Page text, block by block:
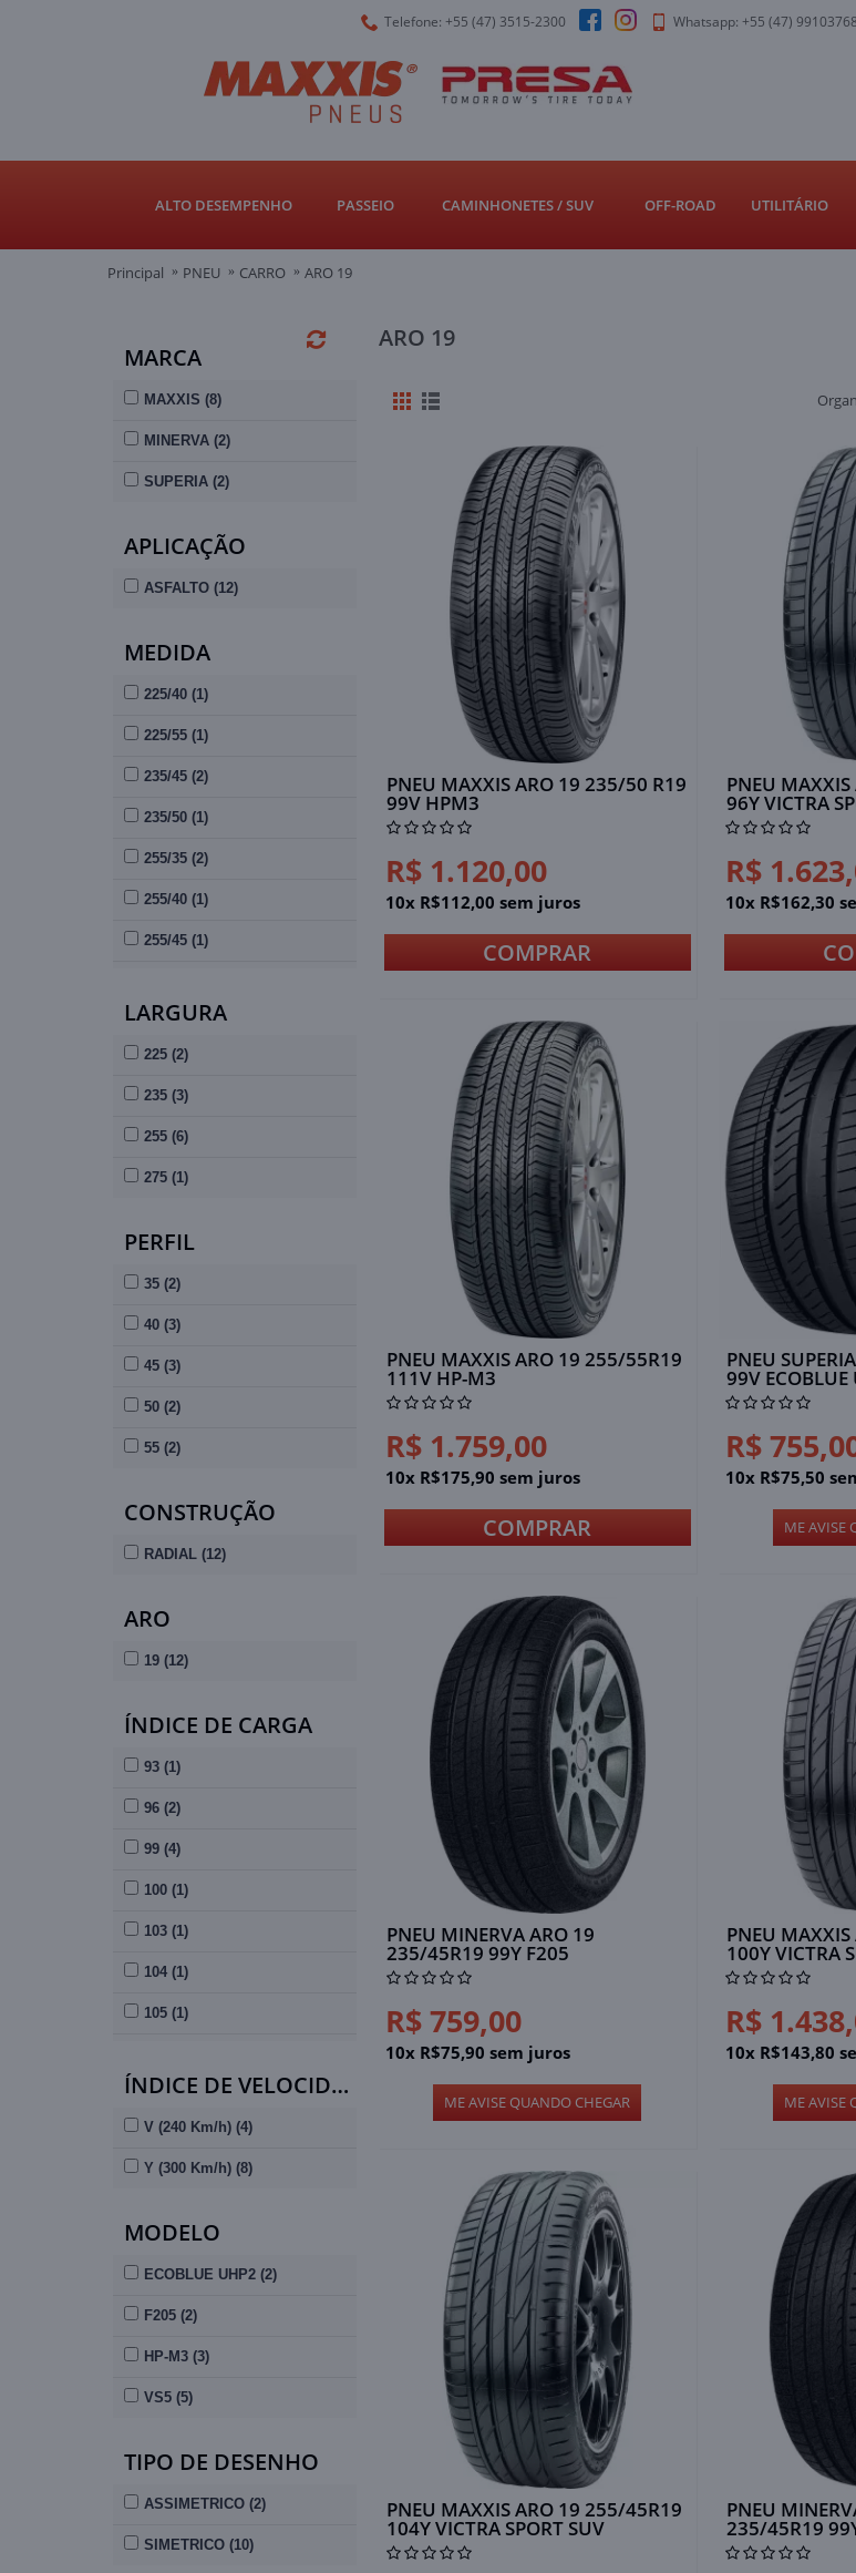
Telefone: +55 (47) 3515-2300 Whatsapp: +55 (47)
ALTO DESEMPENHO PASSEIO CAMINHONETES / SUV OFF-ROAD UTILITÁRIO
Principal PNEU CARRO ARO 19
MARCA
MAXXIS (8)
MINERVA (2)
SUPERIA (2)
APLICAÇÃO
ASFALTO (12)
MEDIDA
225/40 (1)
225/55 (1)
235/45 (2)
235/50 (1)
255/35 (2)
255/40 (1)
255/45 (1)
255/55 (1)
275/40 (1)
LARGURA
225 (2)
235 (3)
255 (6)
275 (1)
PERFIL
35 (2)
40 (3)
45 (3)
50 (2)
55 (2)
CONSTRUÇÃO
RADIAL (12)
ARO
19 (12)
ÍNDICE DE CARGA
93 (1)
96 (2)
99 (4)
100 (1)
103 (1)
104 (1)
105 (1)
ÍNDICE DE VELOCIDADE
V (240 Km/h) (4)
Y (300 Km/h) (8)
MODELO
ECOBLUE UHP2 (2)
F205 (2)
HP-M3 (3)
VS5 (5)
TIPO DE DESENHO
ASSIMETRICO (2)
SIMETRICO (10)
ARO 19
PNEU MAXXIS ARO 19 235/50 R19
99V HPM3
R$ 1.120,00
10x R$112,00 sem juros
COMPRAR
PNEU
96Y VICTRA
R$
10x R$162,30
PNEU MAXXIS ARO 19 255/55R19
111V HP-M3
R$ 1.759,00
10x R$175,90 sem juros
COMPRAR
PNEU
99V ECOBLUE
R$
10x R$75,50
ME AVISE
PNEU MINERVA ARO 19
235/45R19 99Y F205
R$ 759,00
10x R$75,90 sem juros
ME AVISE QUANDO CHEGAR
PNEU
100Y VICTRA
R$
10x R$143,80
ME AVISE
PNEU MAXXIS ARO 19 255/45R19
104Y VICTRA SPORT SUV
PNEU
235/45R19